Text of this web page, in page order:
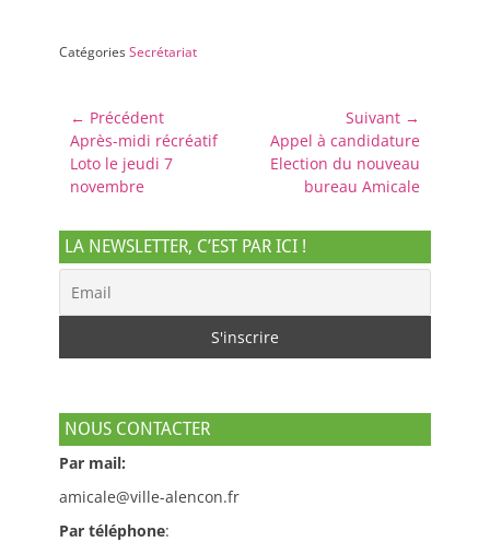
CatégoriesSecrétariat
Navigation
de
l’article
← Précédent
Article
précédent :
Après-midi récréatif
Loto le jeudi 7
novembre
Suivant →
Article
suivant :
Appel à candidature
Election du nouveau
bureau Amicale
LA NEWSLETTER, C’EST PAR ICI !
NOUS CONTACTER
Par mail:
amicale@ville-alencon.fr
Par téléphone: